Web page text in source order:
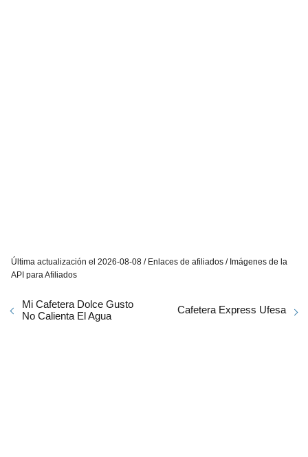
Última actualización el 2026-08-08 / Enlaces de afiliados / Imágenes de la
API para Afiliados
Mi Cafetera Dolce Gusto
No Calienta El Agua
Cafetera Express Ufesa